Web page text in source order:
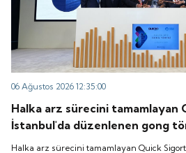
06 Ağustos 2026 12:35:00
Halka arz sürecini tamamlayan
İstanbul'da düzenlenen gong
koduyla işlem görmeye başladı.
Halka arz sürecini tamamlayan Quick